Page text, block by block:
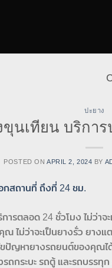
ปะยาง
ขุนเทียน บริกา
POSTED ON APRIL 2, 2024 BY
การตลอด 24 ชั่วโมง ไม่ว่
ม่ว่าจะเป็นยางรั่ว ยางแ
หายางรถยนต์ของคุณได้
กระบะ รถตู้ และรถบรรทุ